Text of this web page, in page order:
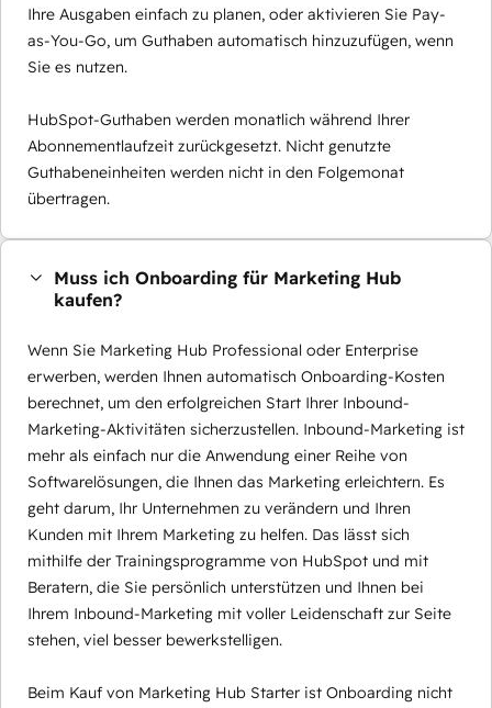
Ihre Ausgaben einfach zu planen, oder aktivieren Sie Pay-
as-You-Go, um Guthaben automatisch hinzuzufügen, wenn
Sie es nutzen.
HubSpot-Guthaben werden monatlich während Ihrer
Abonnementlaufzeit zurückgesetzt. Nicht genutzte
Guthabeneinheiten werden nicht in den Folgemonat
übertragen.
Muss ich Onboarding für Marketing Hub
kaufen?
Wenn Sie Marketing Hub Professional oder Enterprise
erwerben, werden Ihnen automatisch Onboarding-Kosten
berechnet, um den erfolgreichen Start Ihrer Inbound-
Marketing-Aktivitäten sicherzustellen. Inbound-Marketing ist
mehr als einfach nur die Anwendung einer Reihe von
Softwarelösungen, die Ihnen das Marketing erleichtern. Es
geht darum, Ihr Unternehmen zu verändern und Ihren
Kunden mit Ihrem Marketing zu helfen. Das lässt sich
mithilfe der Trainingsprogramme von HubSpot und mit
Beratern, die Sie persönlich unterstützen und Ihnen bei
Ihrem Inbound-Marketing mit voller Leidenschaft zur Seite
stehen, viel besser bewerkstelligen.
Beim Kauf von Marketing Hub Starter ist Onboarding nicht